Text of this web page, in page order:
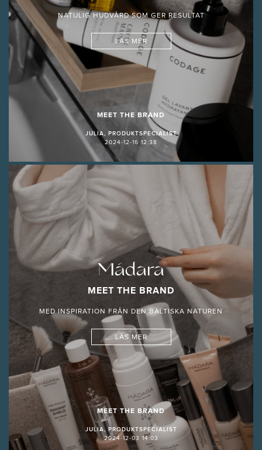
NATULIG HUDVÅRD SOM GER RESULTAT
LÄS MER
MEET THE BRAND
JULIA, PRODUKTSPECIALIST
2024-12-16 12:38
Mádara
MEET THE BRAND
MED INSPIRATION FRÅN DEN BALTISKA NATUREN
LÄS MER
MEET THE BRAND
JULIA, PRODUKTSPECIALIST
2024-12-03 14:03